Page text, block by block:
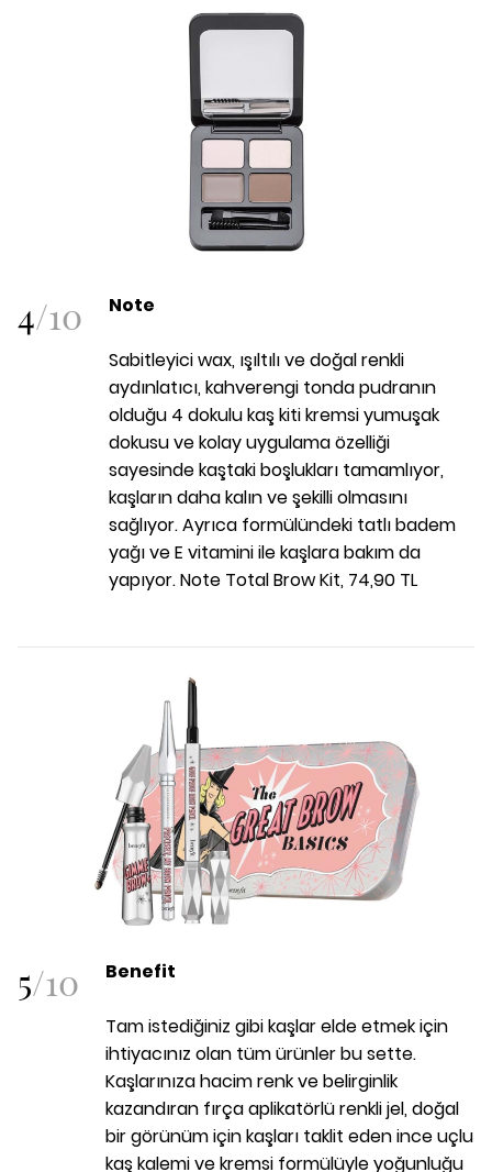
4/10 Note
Sabitleyici wax, ışıltılı ve doğal renkli
aydınlatıcı, kahverengi tonda pudranın
olduğu 4 dokulu kaş kiti kremsi yumuşak
dokusu ve kolay uygulama özelliği
sayesinde kaştaki boşlukları tamamlıyor,
kaşların daha kalın ve şekilli olmasını
sağlıyor. Ayrıca formülündeki tatlı badem
yağı ve E vitamini ile kaşlara bakım da
yapıyor. Note Total Brow Kit, 74,90 TL
5/10 Benefit
Tam istediğiniz gibi kaşlar elde etmek için
ihtiyacınız olan tüm ürünler bu sette.
Kaşlarınıza hacim renk ve belirginlik
kazandıran fırça aplikatörlü renkli jel, doğal
bir görünüm için kaşları taklit eden ince uçlu
kaş kalemi ve kremsi formülüyle yoğunluğu